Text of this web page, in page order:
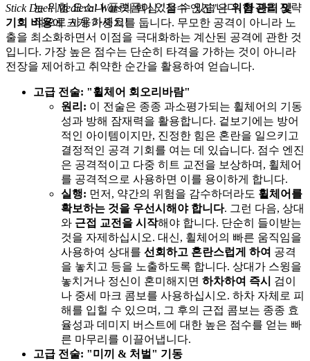
는 위험 요소나 플랫폼이 있을 수 있습니다. 환경을 전략
적으로 사용하세요!
Stick Duel: Medieval Wars의 핵심 "점수 엔진"은위험 관리 및
기회 비용에 크게 가중치를 둡니다. 무모한 공격이 아니라 노
출을 최소화하면서 이점을 극대화하는 계산된 공격에 관한 것
입니다. 가장 높은 점수는 단순히 타격을 가하는 것이 아니라
전장을 제어하고 취약한 순간을 활용하여 얻습니다.
고급 전술: "휠체어 회오리바람"
원리: 이 전술은 종종 과소평가되는 휠체어의 기동
성과 방해 잠재력을 활용합니다. 겉보기에는 방어
적인 아이템이지만, 진정한 힘은 혼란을 일으키고
결정적인 공격 기회를 여는 데 있습니다. 점수 엔진
은 공격적이고 다중 히트 교전을 보상하며, 휠체어
를 공격적으로 사용하면 이를 용이하게 합니다.
실행: 먼저, 약간의 위험을 감수하더라도 휠체어를
확보하는 것을 우선시해야 합니다. 그런 다음, 상대
와 근접 교전을 시작해야 합니다. 단순히 들이받는
것을 자제하십시오. 대신, 휠체어의 빠른 움직임을
사용하여 상대를 선회하고 혼란스럽게 하여 공격
을 놓치고 등을 노출하도록 합니다. 상대가 스윙을
놓치거나 정신이 혼미해지면 하차하여 즉시
검이
나 중세 마크 콤보를 사용하십시오. 하차 자체로 피
해를 입힐 수 있으며, 그 후의 근접 콤보는 종종 효
율성과 데미지 버스트에 대한 높은 점수를 얻는 빠
른 마무리를 이끌어냅니다.
고급 전술: "미끼 & 처벌" 기동